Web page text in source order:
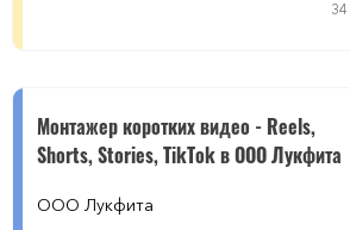
Монтажер коротких видео - Reels,
Shorts, Stories, TikTok в ООО Лукфита
ООО Лукфита